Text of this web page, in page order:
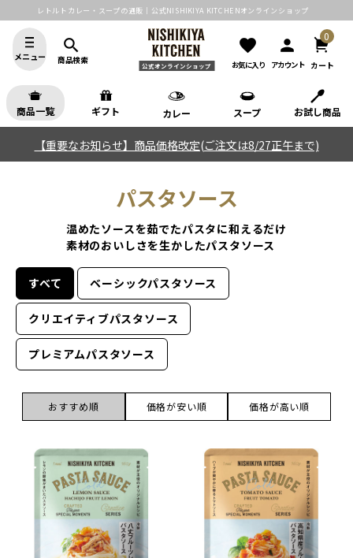
レトルトカレー・スープの通販｜公式NISHIKIYA KITCHENオンラインショップ
メニュー
search
商品検索
公式オンラインショップ
favorite
お気に入り
person
アカウント カート
0
商品一覧 ギフト カレー スープ お試し商品
【重要なお知らせ】商品価格改定(ご注文は8/27正午まで)
パスタソース
温めたソースを茹でたパスタに和えるだけ
素材のおいしさを生かしたパスタソース
すべて ベーシックパスタソース
クリエイティブパスタソース
プレミアムパスタソース
おすすめ順 価格が安い順 価格が高い順